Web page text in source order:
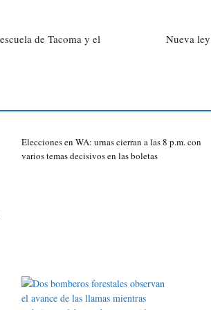
de Tacoma y el
Nueva
Elecciones en WA: urnas cierran a las 8 p.m. con
varios temas decisivos en las boletas